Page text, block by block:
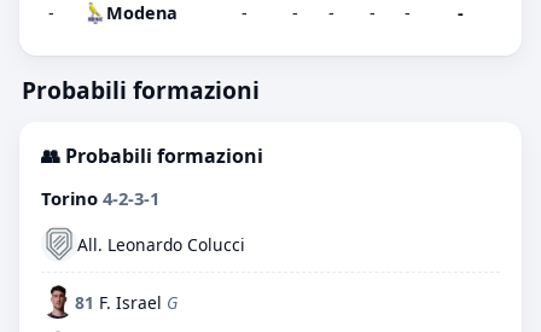
- Modena - - - - - -
Probabili formazioni
👥 Probabili formazioni
Torino 4-2-3-1
All. Leonardo Colucci
81 F. Israel G